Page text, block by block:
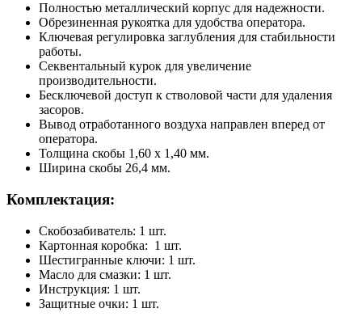
Полностью металлический корпус для надежности.
Обрезиненная рукоятка для удобства оператора.
Ключевая регулировка заглубления для стабильности
работы.
Секвентальный курок для увеличение
производительности.
Бесключевой доступ к стволовой части для удаления
засоров.
Вывод отработанного воздуха направлен вперед от
оператора.
Толщина скобы 1,60 x 1,40 мм.
Ширина скобы 26,4 мм.
Комплектация:
Скобозабиватель: 1 шт.
Картонная коробка: 1 шт.
Шестигранные ключи: 1 шт.
Масло для смазки: 1 шт.
Инструкция: 1 шт.
Защитные очки: 1 шт.